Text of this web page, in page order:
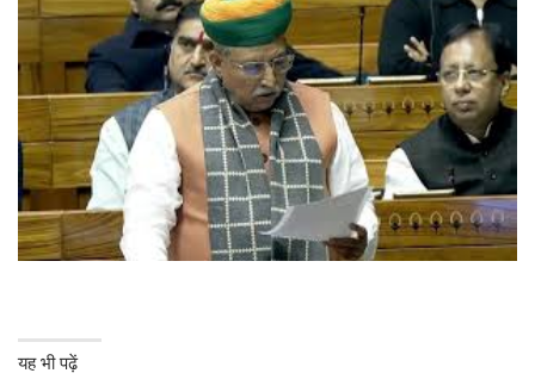
यह भी पढ़ें